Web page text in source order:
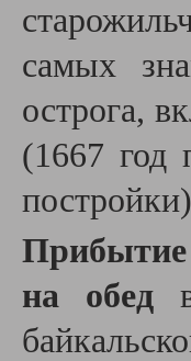
самых
острога,
(1667 год
на обед